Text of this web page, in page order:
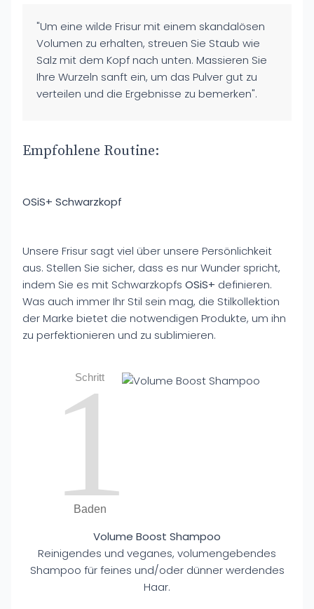
"Um eine wilde Frisur mit einem skandalösen
Volumen zu erhalten, streuen Sie Staub wie
Salz mit dem Kopf nach unten. Massieren Sie
Ihre Wurzeln sanft ein, um das Pulver gut zu
verteilen und die Ergebnisse zu bemerken".
Empfohlene Routine:
OSiS+ Schwarzkopf
Unsere Frisur sagt viel über unsere Persönlichkeit
aus. Stellen Sie sicher, dass es nur Wunder spricht,
indem Sie es mit Schwarzkopfs OSiS+ definieren.
Was auch immer Ihr Stil sein mag, die Stilkollektion
der Marke bietet die notwendigen Produkte, um ihn
zu perfektionieren und zu sublimieren.
Schritt
1
Baden
Volume Boost Shampoo
Reinigendes und veganes, volumengebendes
Shampoo für feines und/oder dünner werdendes
Haar.